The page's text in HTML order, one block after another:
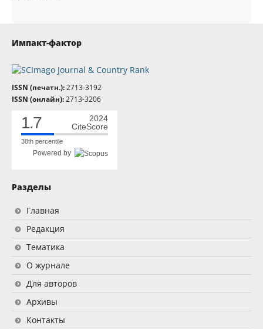
Импакт-фактор
ISSN (печатн.):2713-3192
ISSN (онлайн):2713-3206
1.7
2024
CiteScore
38th percentile
Powered by
Разделы
Главная
Редакция
Тематика
О журнале
Для авторов
Архивы
Контакты